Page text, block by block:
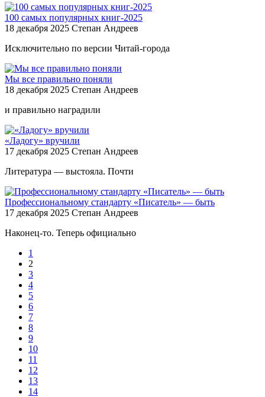
100 самых популярных книг-2025
18 декабря 2025 Степан Андреев
Исключительно по версии Читай-города
Мы все правильно поняли
18 декабря 2025 Степан Андреев
и правильно наградили
«Ладогу» вручили
17 декабря 2025 Степан Андреев
​Литература — выстояла. Почти
Профессиональному стандарту «Писатель» — быть
17 декабря 2025 Степан Андреев
​Наконец-то. Теперь официально
1
2
3
4
5
6
7
8
9
10
11
12
13
14